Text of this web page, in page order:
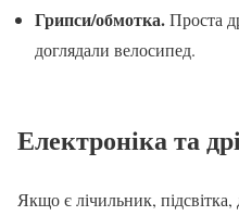
Грипси/обмотка.Проста
доглядали велосипед.
Електроніка та
Якщо є лічильник,